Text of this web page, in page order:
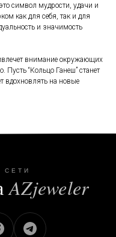
символ мудрости, удачи и
как для себя, так и для
и значимость
внимание окружающих
Пусть “Кольцо Ганеш” станет
вдохновлять на новые
СЕТИ
AZjeweler